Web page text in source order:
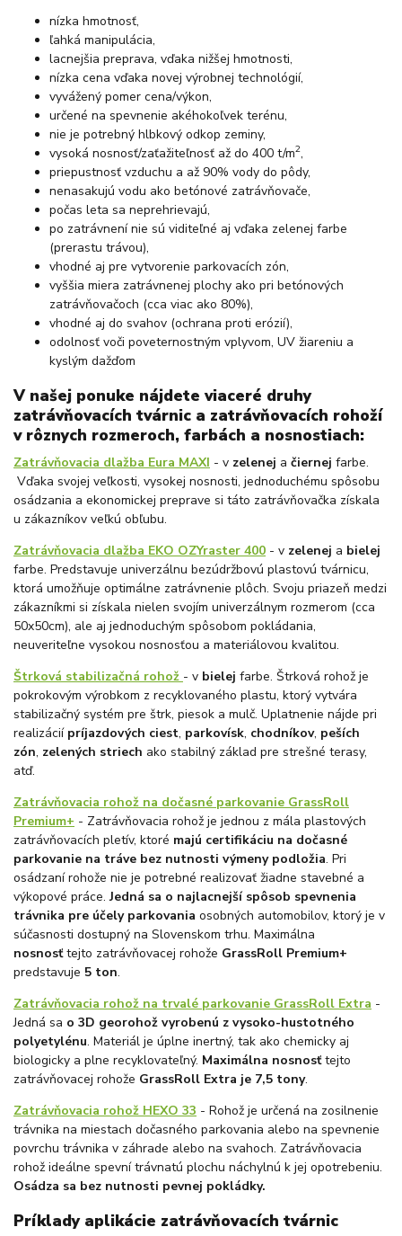
nízka hmotnosť,
ľahká manipulácia,
lacnejšia preprava, vďaka nižšej hmotnosti,
nízka cena vďaka novej výrobnej technológií,
vyvážený pomer cena/výkon,
určené na spevnenie akéhokoľvek terénu,
nie je potrebný hlbkový odkop zeminy,
vysoká nosnosť/zaťažiteľnosť až do 400 t/m2,
priepustnosť vzduchu a až 90% vody do pôdy,
nenasakujú vodu ako betónové zatrávňovače,
počas leta sa neprehrievajú,
po zatrávnení nie sú viditeľné aj vďaka zelenej farbe
(prerastu trávou),
vhodné aj pre vytvorenie parkovacích zón,
vyššia miera zatrávnenej plochy ako pri betónových
zatrávňovačoch (cca viac ako 80%),
vhodné aj do svahov (ochrana proti erózií),
odolnosť voči poveternostným vplyvom, UV žiareniu a
kyslým dažďom
V našej ponuke nájdete viaceré druhy
zatrávňovacích tvárnic a zatrávňovacích rohoží
v rôznych rozmeroch, farbách a nosnostiach:
Zatrávňovacia dlažba Eura MAXI - v zelenej a čiernej farbe.
Vďaka svojej veľkosti, vysokej nosnosti, jednoduchému spôsobu
osádzania a ekonomickej preprave si táto zatrávňovačka získala
u zákazníkov veľkú obľubu.
Zatrávňovacia dlažba EKO OZYraster 400 - v zelenej a bielej
farbe. Predstavuje univerzálnu bezúdržbovú plastovú tvárnicu,
ktorá umožňuje optimálne zatrávnenie plôch. Svoju priazeň medzi
zákazníkmi si získala nielen svojím univerzálnym rozmerom (cca
50x50cm), ale aj jednoduchým spôsobom pokládania,
neuveriteľne vysokou nosnosťou a materiálovou kvalitou.
Štrková stabilizačná rohož - v bielej farbe. Štrková rohož je
pokrokovým výrobkom z recyklovaného plastu, ktorý vytvára
stabilizačný systém pre štrk, piesok a mulč. Uplatnenie nájde pri
realizácií príjazdových ciest, parkovísk, chodníkov, peších
zón, zelených striech ako stabilný základ pre strešné terasy,
atď.
Zatrávňovacia rohož na dočasné parkovanie GrassRoll
Premium+ - Zatrávňovacia rohož je jednou z mála plastových
zatrávňovacích pletív, ktoré majú certifikáciu na dočasné
parkovanie na tráve bez nutnosti výmeny podložia. Pri
osádzaní rohože nie je potrebné realizovať žiadne stavebné a
výkopové práce.Jedná sa o najlacnejší spôsob spevnenia
trávnika pre účely parkovania osobných automobilov, ktorý je v
súčasnosti dostupný na Slovenskom trhu. Maximálna
nosnosťtejto zatrávňovacej rohože GrassRoll Premium+
predstavuje 5 ton.
Zatrávňovacia rohož na trvalé parkovanie GrassRoll Extra -
Jedná sa o 3D georohož vyrobenú z vysoko-hustotného
polyetylénu. Materiál je úplne inertný, tak ako chemicky aj
biologicky a plne recyklovateľný. Maximálna nosnosťtejto
zatrávňovacej rohože GrassRoll Extra je 7,5 tony.
Zatrávňovacia rohož HEXO 33 - Rohož je určená na zosilnenie
trávnika na miestach dočasného parkovania alebo na spevnenie
povrchu trávnika v záhrade alebo na svahoch. Zatrávňovacia
rohož ideálne spevní trávnatú plochu náchylnú k jej opotrebeniu.
Osádza sa bez nutnosti pevnej pokládky.
Príklady aplikácie zatrávňovacích tvárnic